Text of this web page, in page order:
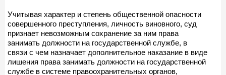
Учитывая характер и степень общественной опасности
совершенного преступления, личность виновного, суд
признает невозможным сохранение за ним права
занимать должности на государственной службе, в
связи с чем назначает дополнительное наказание в виде
лишения права занимать должности на государственной
службе в системе правоохранительных органов,